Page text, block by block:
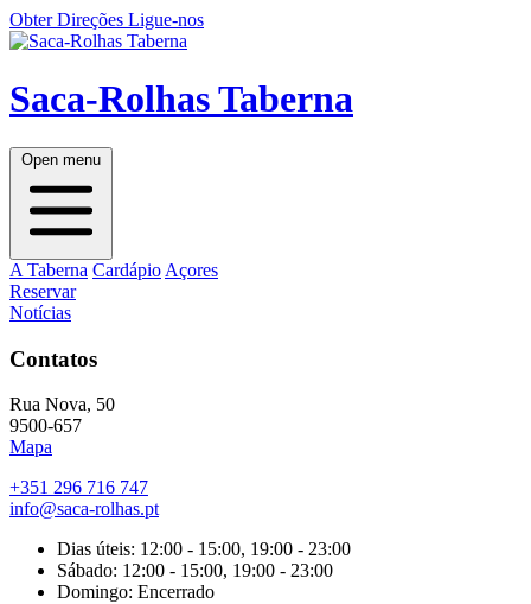
Obter Direções Ligue-nos
Saca-Rolhas Taberna
Open menu
A Taberna Cardápio Açores
Reservar
Notícias
Contatos
Rua Nova, 50
9500-657
Mapa
+351 296 716 747
info@saca-rolhas.pt
Dias úteis: 12:00 - 15:00, 19:00 - 23:00
Sábado: 12:00 - 15:00, 19:00 - 23:00
Domingo: Encerrado